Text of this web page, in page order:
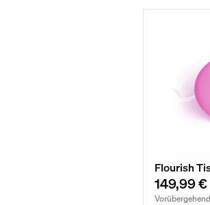
Flourish
149,99 €